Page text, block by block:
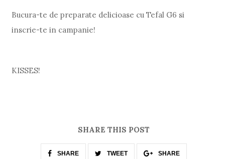
Bucura-te de preparate delicioase cu Tefal G6 si
inscrie-te in campanie!
KISSES!
SHARE THIS POST
SHARE TWEET SHARE